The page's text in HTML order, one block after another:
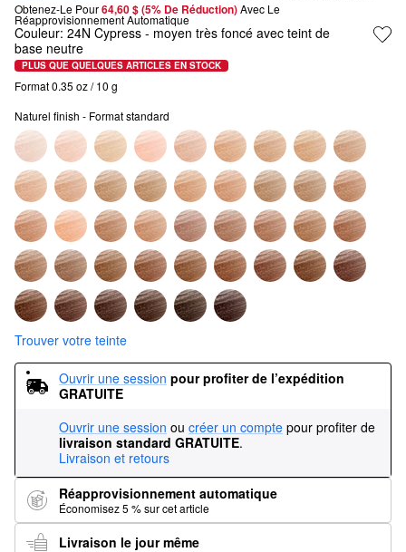
Obtenez-Le Pour64,60 $ (5% De Réduction) Avec Le
Réapprovisionnement Automatique
Couleur: 24N Cypress - moyen très foncé avec teint de
base neutre
PLUS QUE QUELQUES ARTICLES EN STOCK
Format 0.35 oz / 10 g
Naturel finish - Format standard
Trouver votre teinte
Ouvrir une session pour profiter de l’expédition
GRATUITE
Ouvrir une session ou créer un compte pour profiter de
livraison standard GRATUITE.
Livraison et retours
Réapprovisionnement automatique
Économisez 5 % sur cet article
Livraison le jour même